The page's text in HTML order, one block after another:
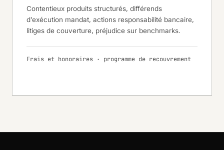
Contentieux produits structurés, différends
d’exécution mandat, actions responsabilité bancaire,
litiges de couverture, préjudice sur benchmarks.
Frais et honoraires · programme de recouvrement